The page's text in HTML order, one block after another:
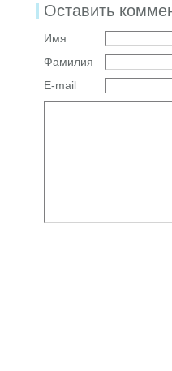
Оставить
Имя
Фамилия
E-mail